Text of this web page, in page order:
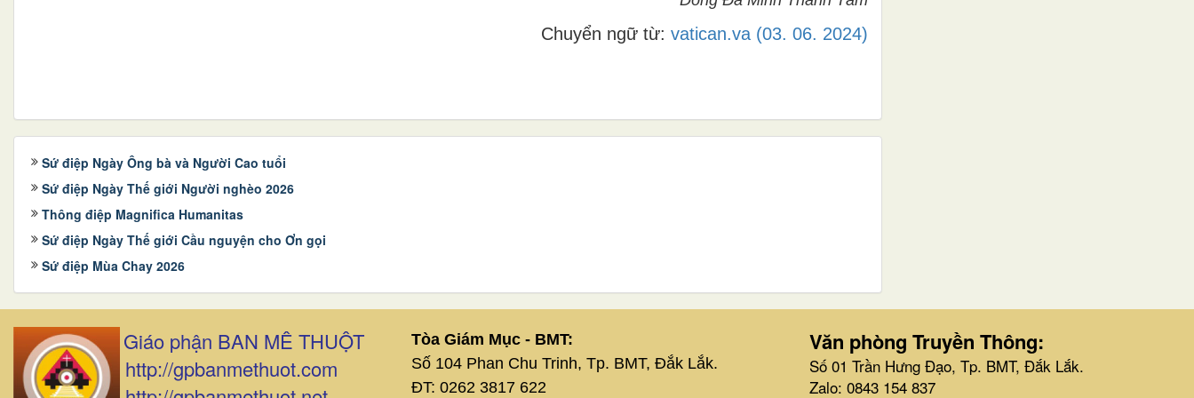
Chuyển ngữ từ: vatican.va (03. 06. 2024)
Sứ điệp Ngày Ông bà và Người Cao tuổi
Sứ điệp Ngày Thế giới Người nghèo 2026
Thông điệp Magnifica Humanitas
Sứ điệp Ngày Thế giới Cầu nguyện cho Ơn gọi
Sứ điệp Mùa Chay 2026
Giáo phận BAN MÊ THUỘT
http://gpbanmethuot.com
Tòa Giám Mục - BMT:
Số 104 Phan Chu Trinh, Tp. BMT, Đắk Lắk.
ĐT: 0262 3817 622
Văn phòng Truyền Thông:
Số 01 Trần Hưng Đạo, Tp. BMT, Đắk Lắk.
Zalo: 0843 154 837